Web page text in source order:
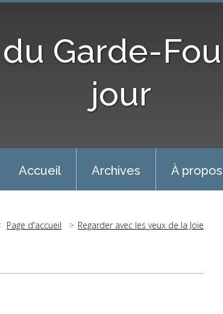
Garde-
jour
Accueil Archives À propos
Page d'accueil Regarder avec les yeux de la Joie